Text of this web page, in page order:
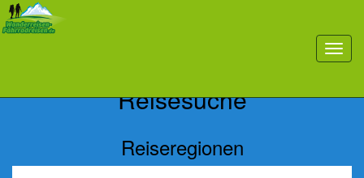
toggle
Reisesuche
Reiseregionen